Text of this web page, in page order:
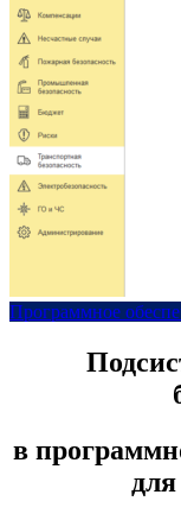
Программное
в